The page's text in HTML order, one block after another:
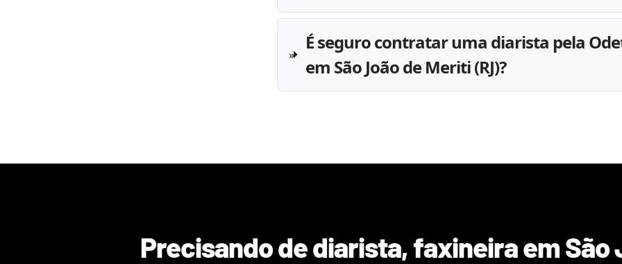
É seguro contratar uma diarista pela
em São João de Meriti (RJ)?
Precisando de diarista, faxineira emSão